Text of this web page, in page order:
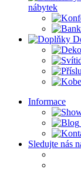
nábytek
Informace
Sledujte nás